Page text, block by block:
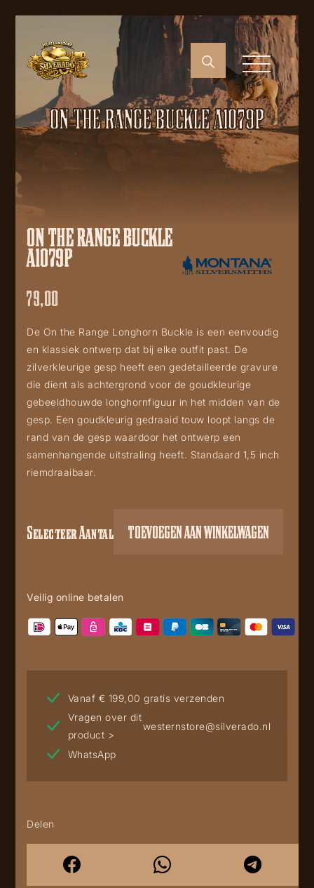
ON THE RANGE BUCKLE A1079P
ON THE RANGE BUCKLE
A1079P
79,00
De On the Range Longhorn Buckle is een eenvoudig
en klassiek ontwerp dat bij elke outfit past. De
zilverkleurige gesp heeft een gedetailleerde gravure
die dient als achtergrond voor de goudkleurige
gebeeldhouwde longhornfiguur in het midden van de
gesp. Een goudkleurig gedraaid touw loopt langs de
rand van de gesp waardoor het ontwerp een
samenhangende uitstraling heeft. Standaard 1,5 inch
riemdraaibaar.
On
buckle
aantal
Selecteer Aantal TOEVOEGEN AAN WINKELWAGEN
Veilig online betalen
Vanaf € 199,00 gratis verzenden
Vragen over dit
product >
westernstore@silverado.nl
WhatsApp
Delen